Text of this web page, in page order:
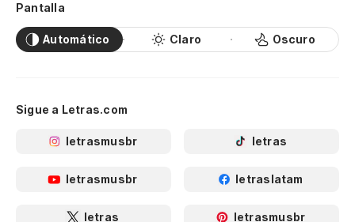
Pantalla
Automático Claro Oscuro
Sigue a Letras.com
letrasmusbr letras
letrasmusbr letraslatam
letras letrasmusbr